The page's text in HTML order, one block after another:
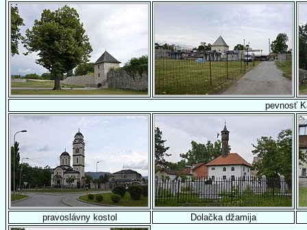
pevnosť
pravoslávny kostol Dolačka džamija